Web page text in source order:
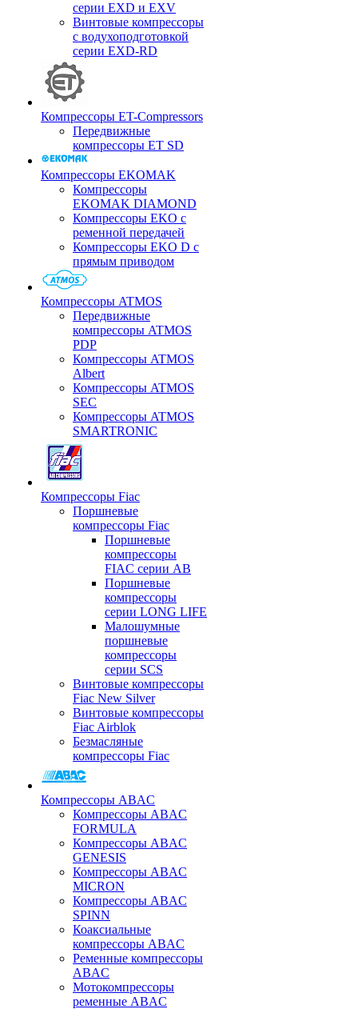
серии EXD и EXV
Винтовые компрессоры
с водухоподготовкой
серии EXD-RD
Компрессоры ET-Compressors
Передвижные
компрессоры ET SD
Компрессоры EKOMAK
Компрессоры
EKOMAK DIAMOND
Компрессоры EKO c
ременной передачей
Компрессоры EKO D с
прямым приводом
Компрессоры ATMOS
Передвижные
компрессоры ATMOS
PDP
Компрессоры ATMOS
Albert
Компрессоры ATMOS
SEC
Компрессоры ATMOS
SMARTRONIC
Компрессоры Fiac
Поршневые
компрессоры Fiac
Поршневые
компрессоры
FIAC серии AB
Поршневые
компрессоры
серии LONG LIFE
Малошумные
поршневые
компрессоры
серии SCS
Винтовые компрессоры
Fiac New Silver
Винтовые компрессоры
Fiac Airblok
Безмасляные
компрессоры Fiac
Компрессоры ABAC
Компрессоры ABAC
FORMULA
Компрессоры ABAC
GENESIS
Компрессоры ABAC
MICRON
Компрессоры ABAC
SPINN
Коаксиальные
компрессоры ABAC
Ременные компрессоры
ABAC
Мотокомпрессоры
ременные ABAC